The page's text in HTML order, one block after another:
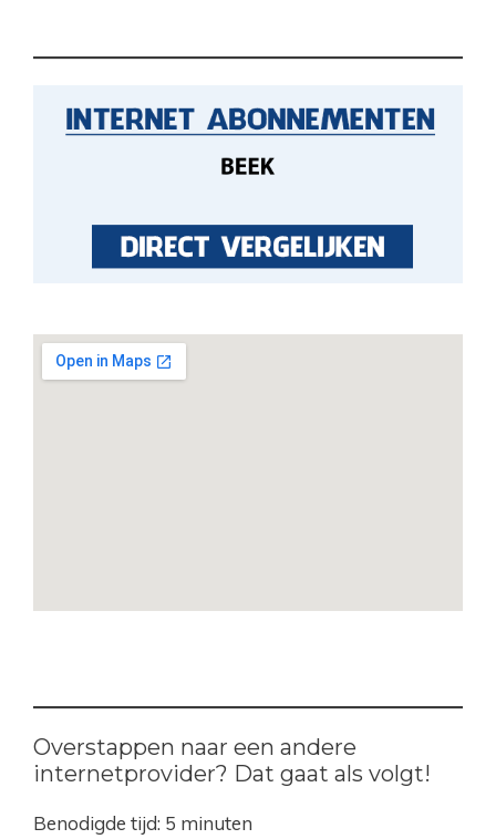
Overstappen naar een andere
internetprovider? Dat gaat als volgt!
Benodigde tijd: 5 minuten